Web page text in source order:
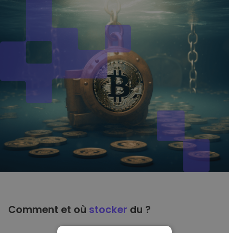
Comment et où stocker du ?